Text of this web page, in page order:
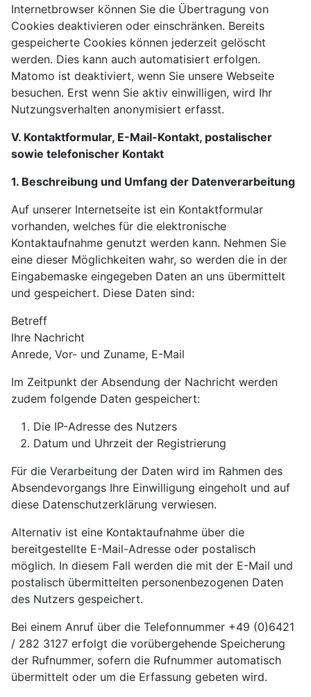
Internetbrowser können Sie die Übertragung von
Cookies deaktivieren oder einschränken. Bereits
gespeicherte Cookies können jederzeit gelöscht
werden. Dies kann auch automatisiert erfolgen.
Matomo ist deaktiviert, wenn Sie unsere Webseite
besuchen. Erst wenn Sie aktiv einwilligen, wird Ihr
Nutzungsverhalten anonymisiert erfasst.
V. Kontaktformular, E-Mail-Kontakt, postalischer
sowie telefonischer Kontakt
1. Beschreibung und Umfang der Datenverarbeitung
Auf unserer Internetseite ist ein Kontaktformular
vorhanden, welches für die elektronische
Kontaktaufnahme genutzt werden kann. Nehmen Sie
eine dieser Möglichkeiten wahr, so werden die in der
Eingabemaske eingegeben Daten an uns übermittelt
und gespeichert. Diese Daten sind:
Betreff
Ihre Nachricht
Anrede, Vor- und Zuname, E-Mail
Im Zeitpunkt der Absendung der Nachricht werden
zudem folgende Daten gespeichert:
Die IP-Adresse des Nutzers
Datum und Uhrzeit der Registrierung
Für die Verarbeitung der Daten wird im Rahmen des
Absendevorgangs Ihre Einwilligung eingeholt und auf
diese Datenschutzerklärung verwiesen.
Alternativ ist eine Kontaktaufnahme über die
bereitgestellte E-Mail-Adresse oder postalisch
möglich. In diesem Fall werden die mit der E-Mail und
postalisch übermittelten personenbezogenen Daten
des Nutzers gespeichert.
Bei einem Anruf über die Telefonnummer +49 (0)6421
/ 282 3127 erfolgt die vorübergehende Speicherung
der Rufnummer, sofern die Rufnummer automatisch
übermittelt oder um die Erfassung gebeten wird.